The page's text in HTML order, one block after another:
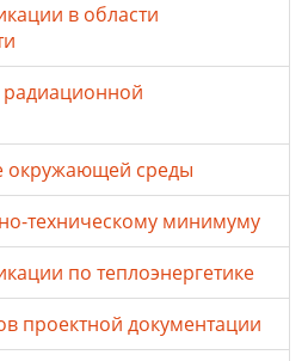
в области
радиационной
окружающей среды
техническому минимуму
по теплоэнергетике
проектной документации